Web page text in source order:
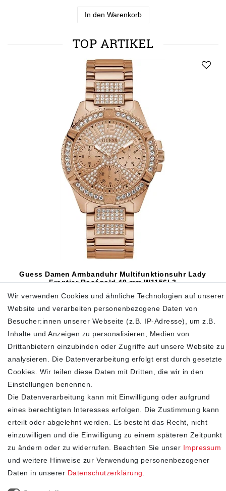
In den Warenkorb
TOP ARTIKEL
Guess Damen Armbanduhr Multifunktionsuhr Lady
Frontier Roségold 40 mm W1156L3
179,00 €
inkl. ges. MwSt.zzgl.Versandkosten
In den Warenkorb
SHOP
Impressum
Daten­schutz­erklärung
AGB
Widerrufs­recht
Kontakt
Vertrag widerrufen
Wir verwenden Cookies und ähnliche Technologien auf unserer
Website und verarbeiten personenbezogene Daten von
Besucher:innen unserer Webseite (z.B. IP-Adresse), um z.B.
Inhalte und Anzeigen zu personalisieren, Medien von
Drittanbietern einzubinden oder Zugriffe auf unsere Website zu
analysieren. Die Datenverarbeitung erfolgt erst durch gesetzte
Cookies. Wir teilen diese Daten mit Dritten, die wir in den
Einstellungen benennen.
Die Datenverarbeitung kann mit Einwilligung oder aufgrund
eines berechtigten Interesses erfolgen. Die Zustimmung kann
erteilt oder abgelehnt werden. Es besteht das Recht, nicht
einzuwilligen und die Einwilligung zu einem späteren Zeitpunkt
zu ändern oder zu widerrufen. Beachten Sie unser Impressum
und weitere Hinweise zur Verwendung personenbezogener
Daten in unserer Daten­schutz­erklärung